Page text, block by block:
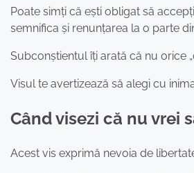
Poate simți că ești obligat să
semnifica și renunțarea la o parte
Subconștientul îți arată că nu orice
Visul te avertizează să alegi cu
Când visezi că nu vrei
Acest vis exprimă nevoia de